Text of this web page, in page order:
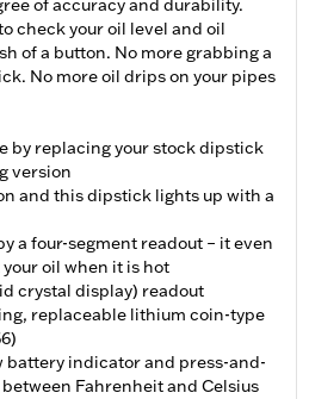
of accuracy and durability.
check your oil level and oil
of a button. No more grabbing a
No more oil drips on your pipes
by replacing your stock dipstick
version
and this dipstick lights up with a
a four-segment readout – it even
oil when it is hot
crystal display) readout
replaceable lithium coin-type
battery indicator and press-and-
Fahrenheit and Celsius